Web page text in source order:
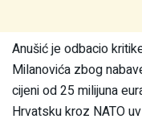
Anušić je odbacio
Milanovića zbog
cijeni od 25 milijuna
Hrvatsku kroz NATO